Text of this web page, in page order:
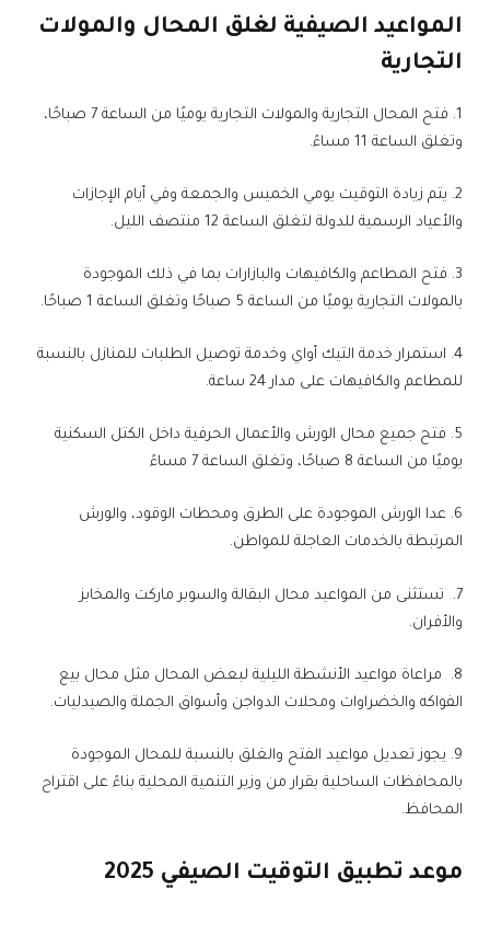
المواعيد الصيفية لغلق المحال والمولات
التجارية
1. فتح المحال التجارية والمولات التجارية يوميًا من الساعة 7 صباحًا،
وتغلق الساعة 11 مساءً.
2. يتم زيادة التوقيت يومي الخميس والجمعة وفي أيام الإجازات
والأعياد الرسمية للدولة لتغلق الساعة 12 منتصف الليل.
3. فتح المطاعم والكافيهات والبازارات بما في ذلك الموجودة
بالمولات التجارية يوميًا من الساعة 5 صباحًا وتغلق الساعة 1 صباحًا.
4. استمرار خدمة التيك أواي وخدمة توصيل الطلبات للمنازل بالنسبة
للمطاعم والكافيهات على مدار 24 ساعة.
5. فتح جميع محال الورش والأعمال الحرفية داخل الكتل السكنية
يوميًا من الساعة 8 صباحًا، وتغلق الساعة 7 مساءً
6. عدا الورش الموجودة على الطرق ومحطات الوقود، والورش
المرتبطة بالخدمات العاجلة للمواطن.
7. تستثنى من المواعيد محال البقالة والسوبر ماركت والمخابز
والأفران.
8. مراعاة مواعيد الأنشطة الليلية لبعض المحال مثل محال بيع
الفواكه والخضراوات ومحلات الدواجن وأسواق الجملة والصيدليات.
9. يجوز تعديل مواعيد الفتح والغلق بالنسبة للمحال الموجودة
بالمحافظات الساحلية بقرار من وزير التنمية المحلية بناءً على اقتراح
المحافظ.
موعد تطبيق التوقيت الصيفي 2025